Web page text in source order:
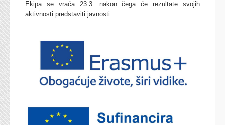
Ekipa se vraća 23.3. nakon čega će rezultate svojih
aktivnosti predstaviti javnosti.